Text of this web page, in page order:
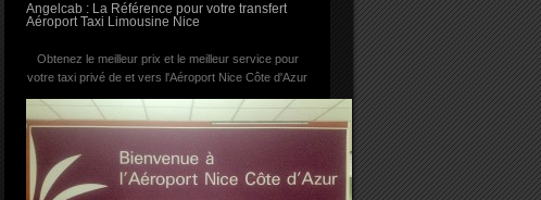
Angelcab : La Référence pour votre transfert
Aéroport Taxi Limousine Nice
Obtenez le meilleur prix et le meilleur service pour
votre taxi privé de et vers l'Aéroport Nice Côte d'Azur